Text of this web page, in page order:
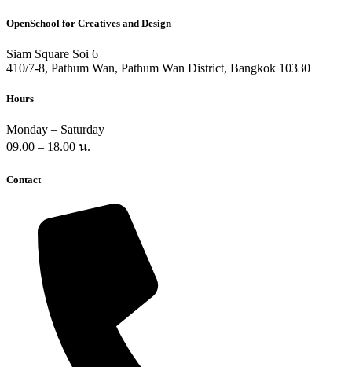
OpenSchool for Creatives and Design
Siam Square Soi 6
410/7-8, Pathum Wan, Pathum Wan District, Bangkok 10330
Hours
Monday – Saturday
09.00 – 18.00 น.
Contact